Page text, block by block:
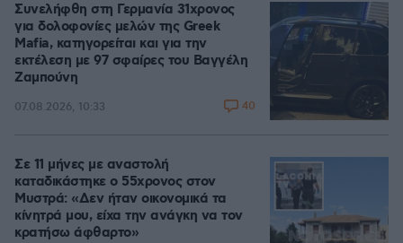
Συνελήφθη στη Γερμανία 31χρονος
για δολοφονίες μελών της Greek
Mafia, κατηγορείται και για την
εκτέλεση με 97 σφαίρες του Βαγγέλη
Ζαμπούνη
07.08.2026, 10:33 40
Σε 11 μήνες με αναστολή
καταδικάστηκε ο 55χρονος στον
Μυστρά: «Δεν ήταν οικονομικά τα
κίνητρά μου, είχα την ανάγκη να τον
κρατήσω άφθαρτο»